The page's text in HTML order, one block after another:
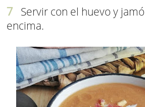
Servir con el huevo y
encima.